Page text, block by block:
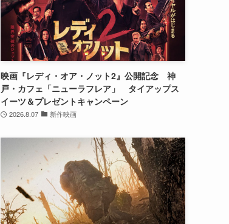
映画『レディ・オア・ノット2』公開記念 神
戸・カフェ「ニューラフレア」 タイアップス
イーツ＆プレゼントキャンペーン
2026.8.07 新作映画